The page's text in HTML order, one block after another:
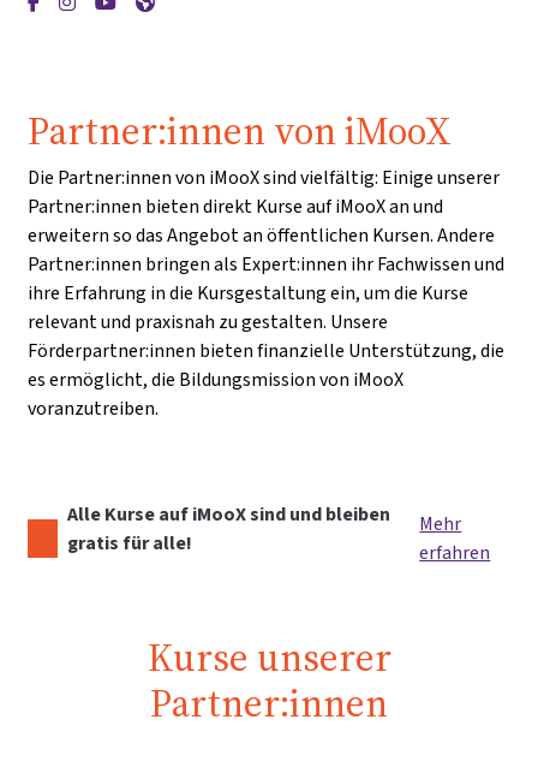
{mlang de}LawBusters{mlang}{mlang
{mlang de}LawBusters{mlang}{mlang
{mlang de}LawBusters{mlang}{mlang
{mlang de}LawBusters{mlang}{mlang
Partner:innen von iMooX
Die Partner:innen von iMooX sind vielfältig: Einige unserer
Partner:innen bieten direkt Kurse auf iMooX an und
erweitern so das Angebot an öffentlichen Kursen. Andere
Partner:innen bringen als Expert:innen ihr Fachwissen und
ihre Erfahrung in die Kursgestaltung ein, um die Kurse
relevant und praxisnah zu gestalten. Unsere
Förderpartner:innen bieten finanzielle Unterstützung, die
es ermöglicht, die Bildungsmission von iMooX
voranzutreiben.
Alle Kurse auf iMooX sind und bleiben
gratis für alle!
Mehr
erfahren
Kurse unserer
Partner:innen